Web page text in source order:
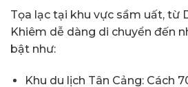
Tọa lạc tại khu vực sầm uất, từ
Khiêm dễ dàng di chuyển đến
bật như:
Khu du lịch Tân Cảng: Cách